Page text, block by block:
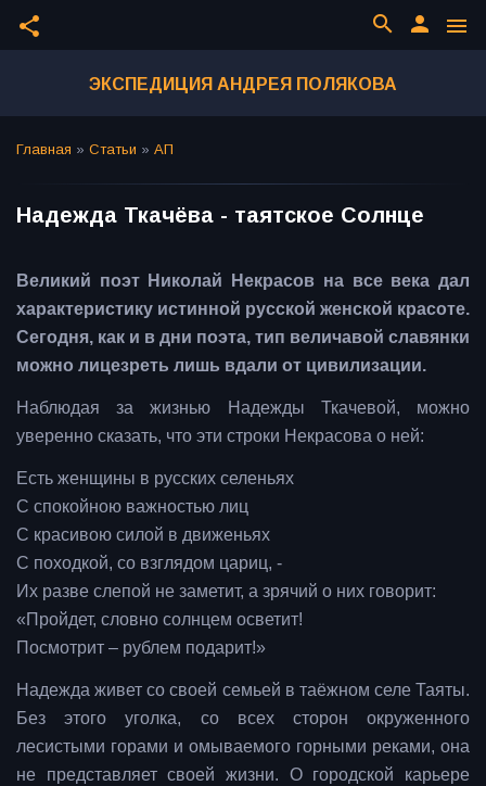
share menu
person
search
ЭКСПЕДИЦИЯ АНДРЕЯ ПОЛЯКОВА
Главная » Статьи » АП
Надежда Ткачёва - таятское Солнце
Великий поэт Николай Некрасов на все века дал
характеристику истинной русской женской красоте.
Сегодня, как и в дни поэта, тип величавой славянки
можно лицезреть лишь вдали от цивилизации.
Наблюдая за жизнью Надежды Ткачевой, можно
уверенно сказать, что эти строки Некрасова о ней:
Есть женщины в русских селеньях
С спокойною важностью лиц
С красивою силой в движеньях
С походкой, со взглядом цариц, -
Их разве слепой не заметит, а зрячий о них говорит:
«Пройдет, словно солнцем осветит!
Посмотрит – рублем подарит!»
Надежда живет со своей семьей в таёжном селе Таяты.
Без этого уголка, со всех сторон окруженного
лесистыми горами и омываемого горными реками, она
не представляет своей жизни. О городской карьере